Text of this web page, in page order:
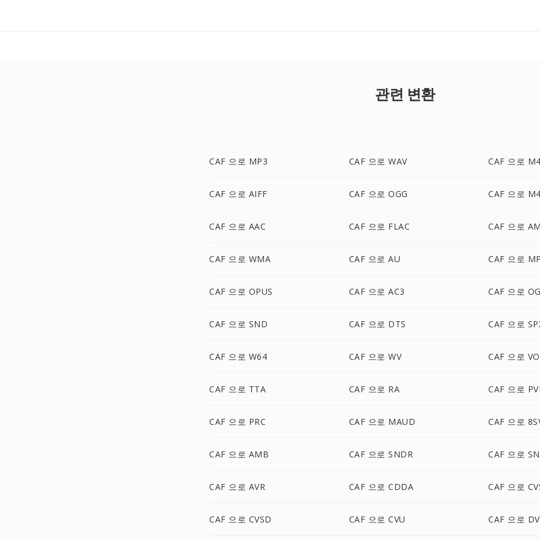
관련 변환
CAF 으로 MP3 CAF 으로 WAV CAF 으로
CAF 으로 AIFF CAF 으로 OGG CAF 으로
CAF 으로 AAC CAF 으로 FLAC CAF 으로
CAF 으로 WMA CAF 으로 AU CAF 으로
CAF 으로 OPUS CAF 으로 AC3 CAF 으로
CAF 으로 SND CAF 으로 DTS CAF 으로
CAF 으로 W64 CAF 으로 WV CAF 으로
CAF 으로 TTA CAF 으로 RA CAF 으로
CAF 으로 PRC CAF 으로 MAUD CAF 으로
CAF 으로 AMB CAF 으로 SNDR CAF 으로
CAF 으로 AVR CAF 으로 CDDA CAF 으로
CAF 으로 CVSD CAF 으로 CVU CAF 으로